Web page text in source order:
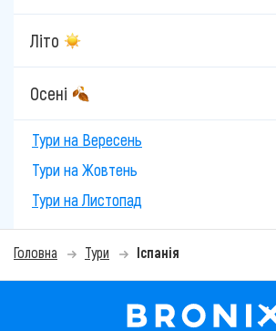
Літо
Осені
Тури на Вересень
Тури на Жовтень
Тури на Листопад
Головна Тури Іспанія